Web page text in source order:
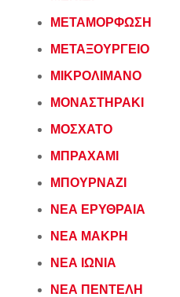
ΜΕΤΑΜΟΡΦΩΣΗ
ΜΕΤΑΞΟΥΡΓΕΙΟ
ΜΙΚΡΟΛΙΜΑΝΟ
ΜΟΝΑΣΤΗΡΑΚΙ
ΜΟΣΧΑΤΟ
ΜΠΡΑΧΑΜΙ
ΜΠΟΥΡΝΑΖΙ
ΝΕΑ ΕΡΥΘΡΑΙΑ
ΝΕΑ ΜΑΚΡΗ
ΝΕΑ ΙΩΝΙΑ
ΝΕΑ ΠΕΝΤΕΛΗ